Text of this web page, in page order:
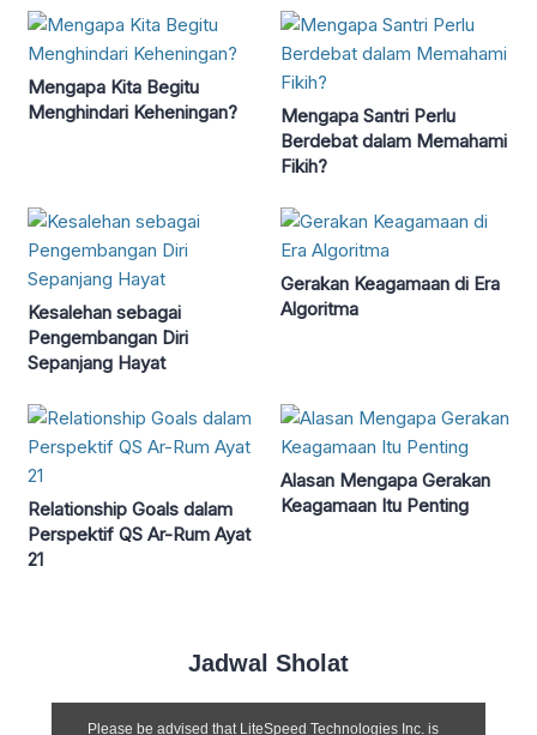
Mengapa Kita Begitu
Menghindari Keheningan?
Mengapa Santri Perlu
Berdebat dalam Memahami
Fikih?
Kesalehan sebagai
Pengembangan Diri
Sepanjang Hayat
Gerakan Keagamaan di Era
Algoritma
Relationship Goals dalam
Perspektif QS Ar-Rum Ayat
21
Alasan Mengapa Gerakan
Keagamaan Itu Penting
Jadwal Sholat